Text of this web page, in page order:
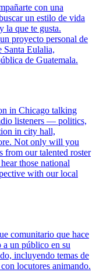
con una
un estilo de vida
la que te gusta.
proyecto personal de
Eulalia,
de Guatemala.
in Chicago talking
listeners — politics,
in city hall,
Not only will you
from our talented roster
those national
with our local
comunitario que hace
a un público en su
incluyendo temas de
locutores animando.